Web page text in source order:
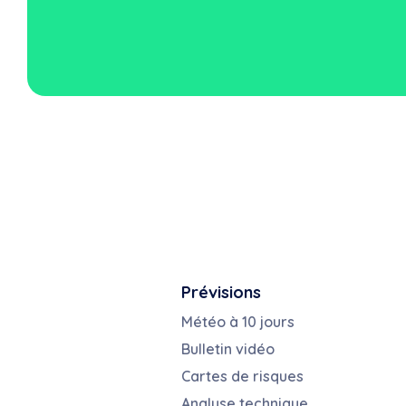
Prévisions
Météo à 10 jours
Bulletin vidéo
Cartes de risques